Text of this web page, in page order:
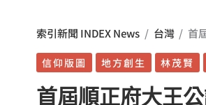
索引新聞 INDEX News / 台灣 / 首
信仰版圖 地方創生 林茂賢
首屆順正府大王